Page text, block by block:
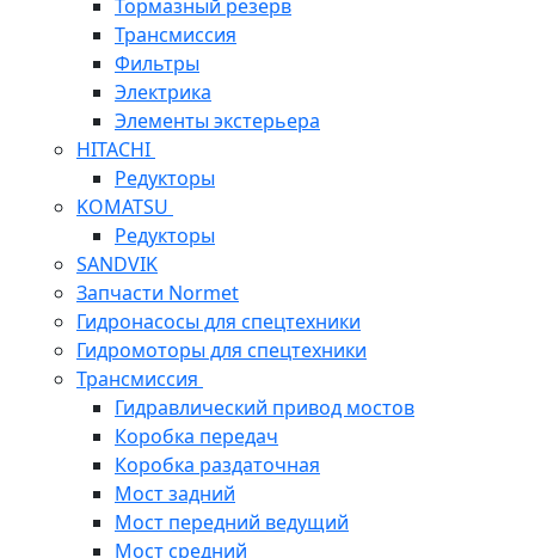
Тормазный резерв
Трансмиссия
Фильтры
Электрика
Элементы экстерьера
HITACHI
Редукторы
KOMATSU
Редукторы
SANDVIK
Запчасти Normet
Гидронасосы для спецтехники
Гидромоторы для спецтехники
Трансмиссия
Гидравлический привод мостов
Коробка передач
Коробка раздаточная
Мост задний
Мост передний ведущий
Мост средний